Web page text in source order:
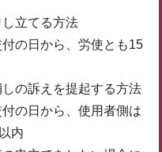
立てる方法
の日から、労使とも15
の訴えを提起する方法
の日から、使用者側は
内